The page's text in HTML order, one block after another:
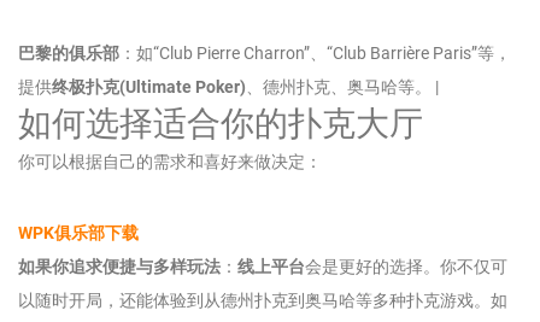
巴黎的俱乐部 ：如“Club Pierre Charron”、“Club Barrière Paris”等，
提供终极扑克(Ultimate Poker) 、德州扑克、奥马哈等。 |
如何选择适合你的扑克大厅
你可以根据自己的需求和喜好来做决定：
WPK俱乐部下载
如果你追求便捷与多样玩法 ： 线上平台会是更好的选择。你不仅可
以随时开局，还能体验到从德州扑克到奥马哈等多种扑克游戏。如